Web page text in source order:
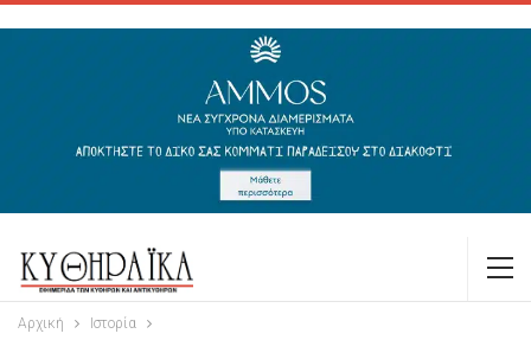
Αρχική Ιστορία